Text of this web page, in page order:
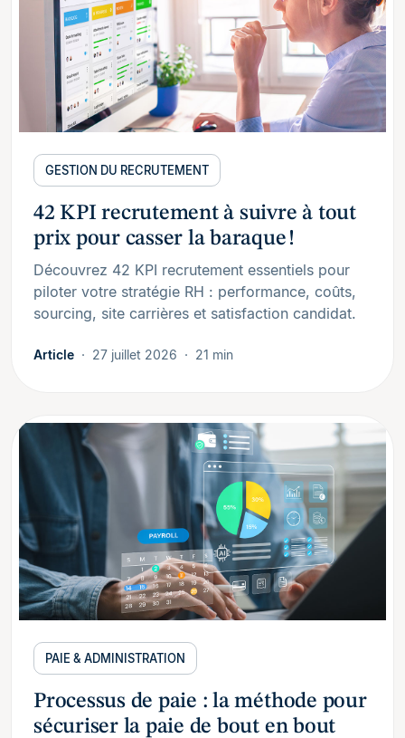
GESTION DU RECRUTEMENT
42 KPI recrutement à suivre à tout
prix pour casser la baraque !
Découvrez 42 KPI recrutement essentiels pour
piloter votre stratégie RH : performance, coûts,
sourcing, site carrières et satisfaction candidat.
Article 27 juillet 2026 21 min
PAIE & ADMINISTRATION
Processus de paie : la méthode pour
sécuriser la paie de bout en bout